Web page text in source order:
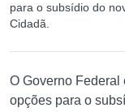
para o subsídio do
Cidadã.
O Governo
opções para o